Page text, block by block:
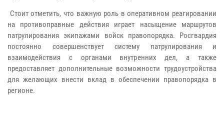
Стоит отметить, что важную роль в оперативном реагировании
на противоправные действия играет насыщение маршрутов
патрулирования экипажами войск правопорядка. Росгвардия
постоянно совершенствует систему патрулирования и
взаимодействия с органами внутренних дел, а также
предоставляет дополнительные возможности трудоустройства
для желающих внести вклад в обеспечении правопорядка в
регионе.